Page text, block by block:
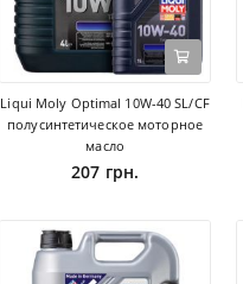
Liqui Moly Optimal 10W-40 SL/CF
полусинтетическое моторное
масло
207 грн.